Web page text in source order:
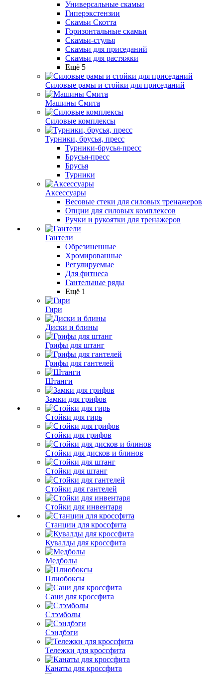
Универсальные скамьи
Гиперэкстензии
Скамьи Скотта
Горизонтальные скамьи
Скамьи-стулья
Скамьи для приседаний
Скамьи для растяжки
Ещё 5
Силовые рамы и стойки для приседаний
Машины Смита
Силовые комплексы
Турники, брусья, пресс
Турники-брусья-пресс
Брусья-пресс
Брусья
Турники
Аксессуары
Весовые стеки для силовых тренажеров
Опции для силовых комплексов
Ручки и рукоятки для тренажеров
Гантели
Обрезиненные
Хромированные
Регулируемые
Для фитнеса
Гантельные ряды
Ещё 1
Гири
Диски и блины
Грифы для штанг
Грифы для гантелей
Штанги
Замки для грифов
Стойки для гирь
Стойки для грифов
Стойки для дисков и блинов
Стойки для штанг
Стойки для гантелей
Стойки для инвентаря
Станции для кроссфита
Кувалды для кроссфита
Медболы
Плиобоксы
Сани для кроссфита
Слэмболы
Сэндбэги
Тележки для кроссфита
Канаты для кроссфита